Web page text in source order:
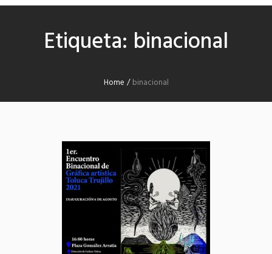
Etiqueta: binacional
Home /binacional